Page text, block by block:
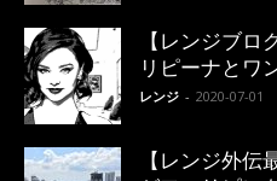
【レンジブロ
リピーナとワ
レンジ - 2020-07-01
【レンジ外伝